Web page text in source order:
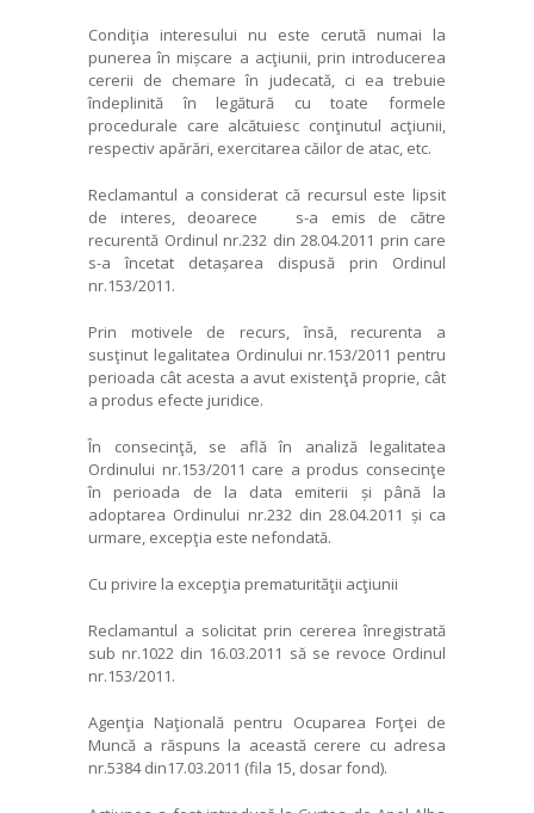
Condiţia interesului nu este cerută numai la
punerea în mișcare a acţiunii, prin introducerea
cererii de chemare în judecată, ci ea trebuie
îndeplinită în legătură cu toate formele
procedurale care alcătuiesc conţinutul acţiunii,
respectiv apărări, exercitarea căilor de atac, etc.
Reclamantul a considerat că recursul este lipsit
de interes, deoarece s-a emis de către
recurentă Ordinul nr.232 din 28.04.2011 prin care
s-a încetat detașarea dispusă prin Ordinul
nr.153/2011.
Prin motivele de recurs, însă, recurenta a
susţinut legalitatea Ordinului nr.153/2011 pentru
perioada cât acesta a avut existenţă proprie, cât
a produs efecte juridice.
În consecinţă, se află în analiză legalitatea
Ordinului nr.153/2011 care a produs consecinţe
în perioada de la data emiterii și până la
adoptarea Ordinului nr.232 din 28.04.2011 și ca
urmare, excepţia este nefondată.
Cu privire la excepţia prematurităţii acţiunii
Reclamantul a solicitat prin cererea înregistrată
sub nr.1022 din 16.03.2011 să se revoce Ordinul
nr.153/2011.
Agenţia Naţională pentru Ocuparea Forţei de
Muncă a răspuns la această cerere cu adresa
nr.5384 din17.03.2011 (fila 15, dosar fond).